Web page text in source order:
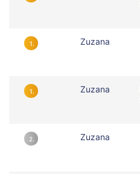
1. Zuzana
1. Zuzana
2. Zuzana